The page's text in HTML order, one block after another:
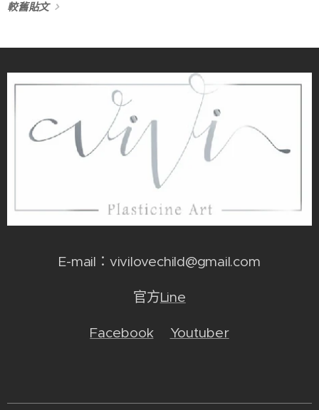
較舊貼文
E-mail：vivilovechild@gmail.com
官方Line
Facebook Youtuber